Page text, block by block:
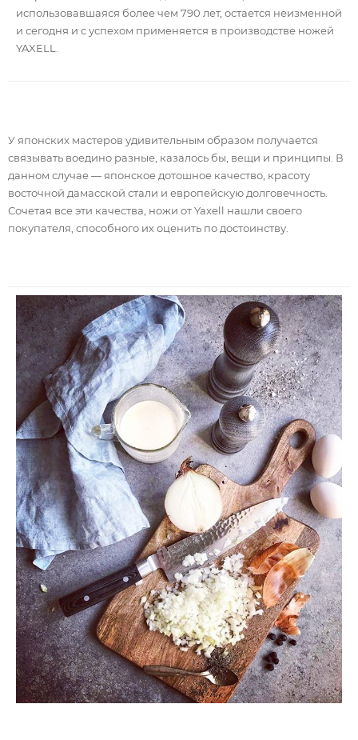
использовавшаяся более чем 790 лет, остается неизменной
и сегодня и с успехом применяется в производстве ножей
YAXELL.
У японских мастеров удивительным образом получается
связывать воедино разные, казалось бы, вещи и принципы. В
данном случае — японское дотошное качество, красоту
восточной дамасской стали и европейскую долговечность.
Сочетая все эти качества, ножи от Yaxell нашли своего
покупателя, способного их оценить по достоинству.